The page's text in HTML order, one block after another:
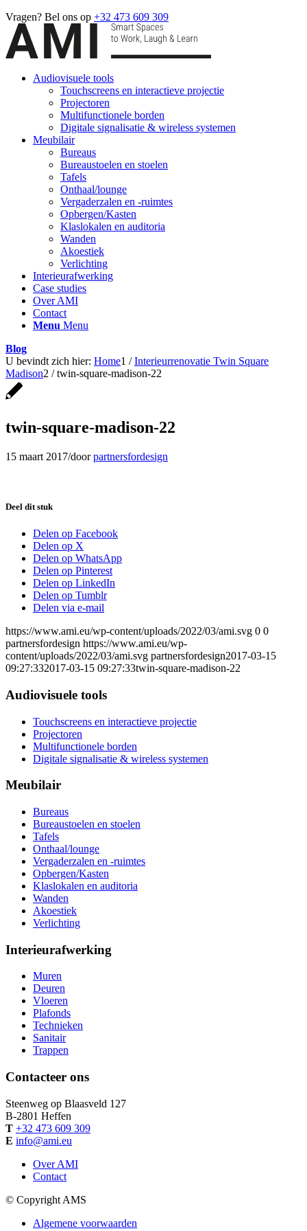
Vragen? Bel ons op +32 473 609 309
Audiovisuele tools
Touchscreens en interactieve projectie
Projectoren
Multifunctionele borden
Digitale signalisatie & wireless systemen
Meubilair
Bureaus
Bureaustoelen en stoelen
Tafels
Onthaal/lounge
Vergaderzalen en -ruimtes
Opbergen/Kasten
Klaslokalen en auditoria
Wanden
Akoestiek
Verlichting
Interieurafwerking
Case studies
Over AMI
Contact
Menu Menu
Blog
U bevindt zich hier: Home1 / Interieurrenovatie Twin Square
Madison2 / twin-square-madison-22
twin-square-madison-22
15 maart 2017/doorpartnersfordesign
Deel dit stuk
Delen op Facebook
Delen op X
Delen op WhatsApp
Delen op Pinterest
Delen op LinkedIn
Delen op Tumblr
Delen via e-mail
https://www.ami.eu/wp-content/uploads/2022/03/ami.svg 0 0
partnersfordesign https://www.ami.eu/wp-
content/uploads/2022/03/ami.svg partnersfordesign2017-03-15
09:27:332017-03-15 09:27:33twin-square-madison-22
Audiovisuele tools
Touchscreens en interactieve projectie
Projectoren
Multifunctionele borden
Digitale signalisatie & wireless systemen
Meubilair
Bureaus
Bureaustoelen en stoelen
Tafels
Onthaal/lounge
Vergaderzalen en -ruimtes
Opbergen/Kasten
Klaslokalen en auditoria
Wanden
Akoestiek
Verlichting
Interieurafwerking
Muren
Deuren
Vloeren
Plafonds
Technieken
Sanitair
Trappen
Contacteer ons
Steenweg op Blaasveld 127
B-2801 Heffen
T +32 473 609 309
E info@ami.eu
Over AMI
Contact
© Copyright AMS
Algemene voorwaarden